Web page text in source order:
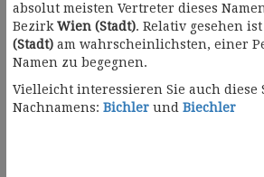
absolut meisten Vertreter dieses
Bezirk Wien (Stadt). Relativ gesehen
(Stadt) am wahrscheinlichsten, einer
Namen zu begegnen.
Vielleicht interessieren Sie auch diese
Nachnamens: Bichler und Biechler